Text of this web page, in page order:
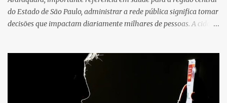
do Estado de São Paulo, administrar a rede pública significa tomar
decisões que impactam diariamente milhares de pessoas. A cidade
município, mas também de diversas cidades do entorno,
ampliando significativamente a responsabilidade da gestão sobre
o Sistema Único de Saúde (SUS). Nos últimos anos, o Governo
Federal tem ampliado investimentos destinados ao fortalecimento